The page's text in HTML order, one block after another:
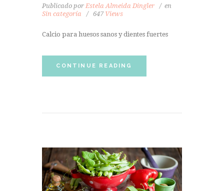
Publicado por Estela Almeida Dingler
en
Sin categoría
647Views
Calcio para huesos sanos y dientes fuertes
CONTINUE READING